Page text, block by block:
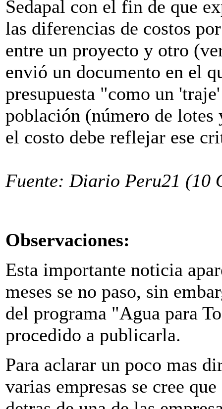
Sedapal con el fin de que
las diferencias de costos
entre un proyecto y otro
envió un documento en el
presupuesta "como un
población (número de lotes
el costo debe reflejar ese
Fuente: Diario Peru21 (10
Observaciones:
Esta importante noticia
meses se no paso, sin
del programa "Agua para
procedido a publicarla.
Para aclarar un poco mas
varias empresas se cree